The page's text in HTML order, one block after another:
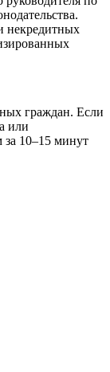
некредитных
граждан. Если
или
за 10–15 минут